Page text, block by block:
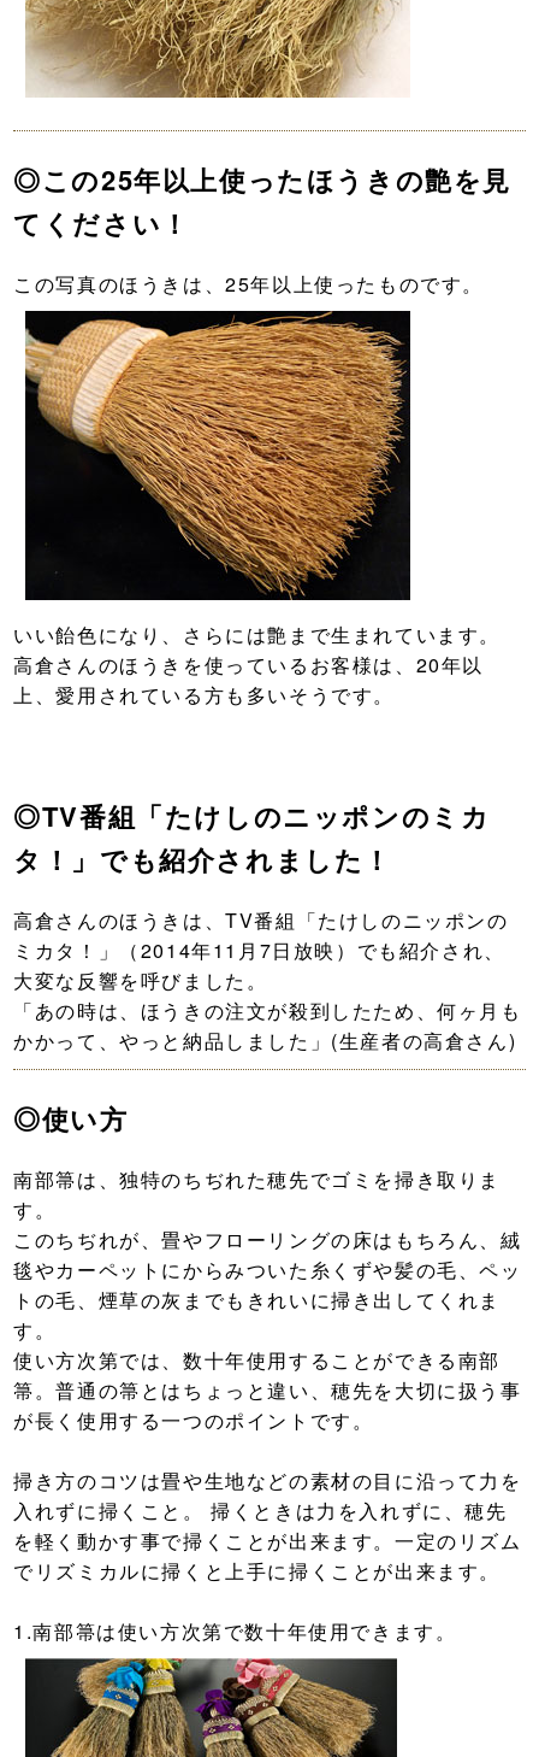
◎この25年以上使ったほうきの艶を見
てください！
この写真のほうきは、25年以上使ったものです。
いい飴色になり、さらには艶まで生まれています。
高倉さんのほうきを使っているお客様は、20年以
上、愛用されている方も多いそうです。
◎TV番組「たけしのニッポンのミカ
タ！」でも紹介されました！
高倉さんのほうきは、TV番組「たけしのニッポンの
ミカタ！」（2014年11月7日放映）でも紹介され、
大変な反響を呼びました。
「あの時は、ほうきの注文が殺到したため、何ヶ月も
かかって、やっと納品しました」(生産者の高倉さん)
◎使い方
南部箒は、独特のちぢれた穂先でゴミを掃き取りま
す。
このちぢれが、畳やフローリングの床はもちろん、絨
毯やカーペットにからみついた糸くずや髪の毛、ペッ
トの毛、煙草の灰までもきれいに掃き出してくれま
す。
使い方次第では、数十年使用することができる南部
箒。普通の箒とはちょっと違い、穂先を大切に扱う事
が長く使用する一つのポイントです。
掃き方のコツは畳や生地などの素材の目に沿って力を
入れずに掃くこと。 掃くときは力を入れずに、穂先
を軽く動かす事で掃くことが出来ます。一定のリズム
でリズミカルに掃くと上手に掃くことが出来ます。
1.南部箒は使い方次第で数十年使用できます。